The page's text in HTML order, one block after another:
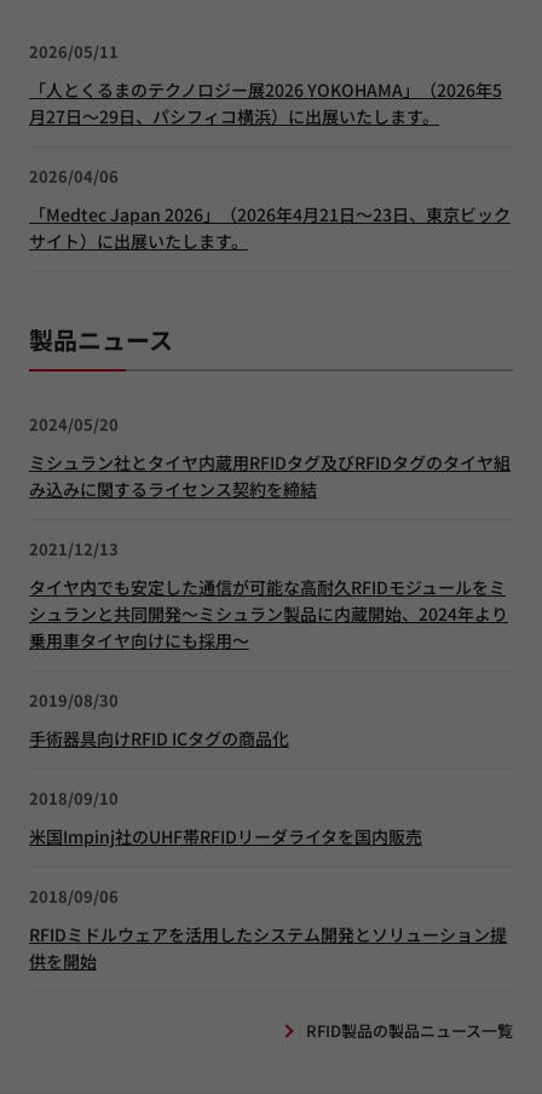
2026/05/11
「人とくるまのテクノロジー展2026 YOKOHAMA」（2026年5
月27日～29日、パシフィコ横浜）に出展いたします。
2026/04/06
「Medtec Japan 2026」（2026年4月21日～23日、東京ビック
サイト）に出展いたします。
製品ニュース
2024/05/20
ミシュラン社とタイヤ内蔵用RFIDタグ及びRFIDタグのタイヤ組
み込みに関するライセンス契約を締結
2021/12/13
タイヤ内でも安定した通信が可能な高耐久RFIDモジュールをミ
シュランと共同開発～ミシュラン製品に内蔵開始、2024年より
乗用車タイヤ向けにも採用～
2019/08/30
手術器具向けRFID ICタグの商品化
2018/09/10
米国Impinj社のUHF帯RFIDリーダライタを国内販売
2018/09/06
RFIDミドルウェアを活用したシステム開発とソリューション提
供を開始
RFID製品の製品ニュース一覧